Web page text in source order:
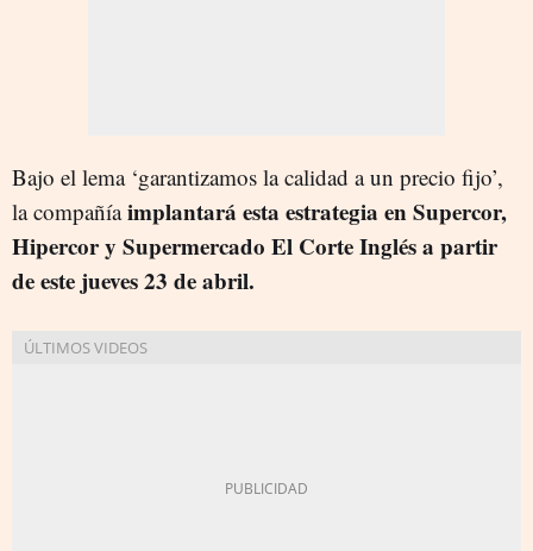
Bajo el lema ‘garantizamos la calidad a un precio fijo’,
la compañíaimplantará esta estrategia en Supercor,
Hipercor y Supermercado El Corte Inglés a partir
de este jueves 23 de abril.